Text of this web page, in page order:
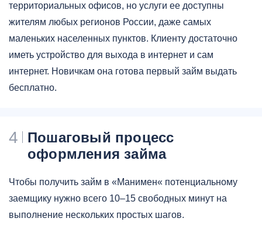
территориальных офисов, но услуги ее доступны
жителям любых регионов России, даже самых
маленьких населенных пунктов. Клиенту достаточно
иметь устройство для выхода в интернет и сам
интернет. Новичкам она готова первый займ выдать
бесплатно.
4
Пошаговый процесс
оформления займа
Чтобы получить займ в «Манимен« потенциальному
заемщику нужно всего 10–15 свободных минут на
выполнение нескольких простых шагов.